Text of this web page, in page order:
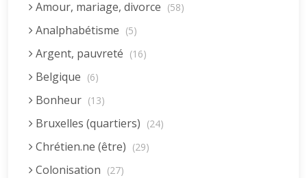
Amour, mariage, divorce (58)
Analphabétisme (5)
Argent, pauvreté (16)
Belgique (6)
Bonheur (13)
Bruxelles (quartiers) (24)
Chrétien.ne (être) (29)
Colonisation (27)